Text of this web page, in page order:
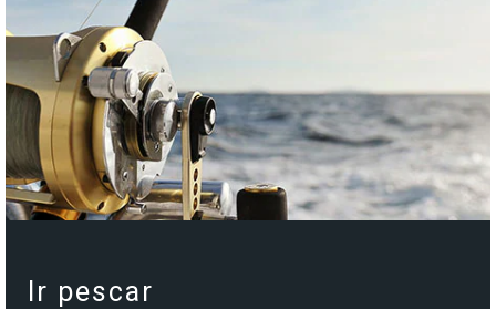
Ir pescar